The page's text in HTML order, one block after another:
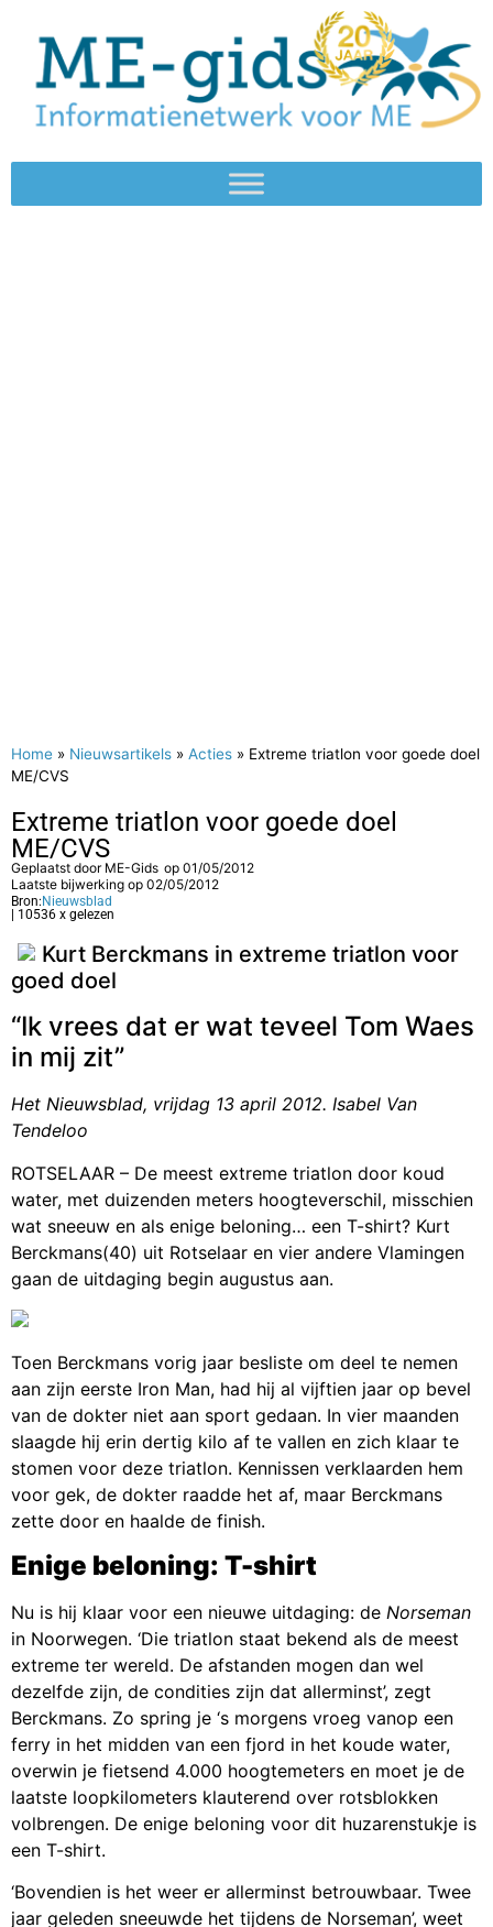
Home » Nieuwsartikels » Acties » Extreme triatlon voor goede doel
ME/CVS
Extreme triatlon voor goede doel
ME/CVS
Geplaatst door ME-Gids op 01/05/2012
Laatste bijwerking op 02/05/2012
Bron: Nieuwsblad
| 10536 x gelezen
Kurt Berckmans in extreme triatlon voor
goed doel
“Ik vrees dat er wat teveel Tom Waes
in mij zit”
Het Nieuwsblad, vrijdag 13 april 2012. Isabel Van
Tendeloo
ROTSELAAR – De meest extreme triatlon door koud
water, met duizenden meters hoogteverschil, misschien
wat sneeuw en als enige beloning… een T-shirt? Kurt
Berckmans(40) uit Rotselaar en vier andere Vlamingen
gaan de uitdaging begin augustus aan.
Toen Berckmans vorig jaar besliste om deel te nemen
aan zijn eerste Iron Man, had hij al vijftien jaar op bevel
van de dokter niet aan sport gedaan. In vier maanden
slaagde hij erin dertig kilo af te vallen en zich klaar te
stomen voor deze triatlon. Kennissen verklaarden hem
voor gek, de dokter raadde het af, maar Berckmans
zette door en haalde de finish.
Enige beloning: T-shirt
Nu is hij klaar voor een nieuwe uitdaging: de Norseman
in Noorwegen. ‘Die triatlon staat bekend als de meest
extreme ter wereld. De afstanden mogen dan wel
dezelfde zijn, de condities zijn dat allerminst’, zegt
Berckmans. Zo spring je ‘s morgens vroeg vanop een
ferry in het midden van een fjord in het koude water,
overwin je fietsend 4.000 hoogtemeters en moet je de
laatste loopkilometers klauterend over rotsblokken
volbrengen. De enige beloning voor dit huzarenstukje is
een T-shirt.
‘Bovendien is het weer er allerminst betrouwbaar. Twee
jaar geleden sneeuwde het tijdens de Norseman’, weet